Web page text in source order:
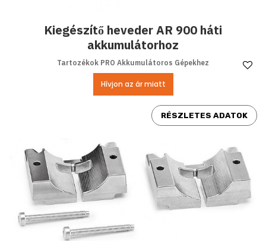
Kiegészítő heveder AR 900 háti
akkumulátorhoz
Tartozékok PRO Akkumulátoros Gépekhez
Hívjon az ár miatt
RÉSZLETES ADATOK